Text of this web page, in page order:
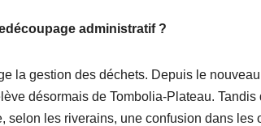
administratif ?
la gestion des déchets. Depuis le
désormais de Tombolia-Plateau. Tandis
selon les riverains, une confusion dans les